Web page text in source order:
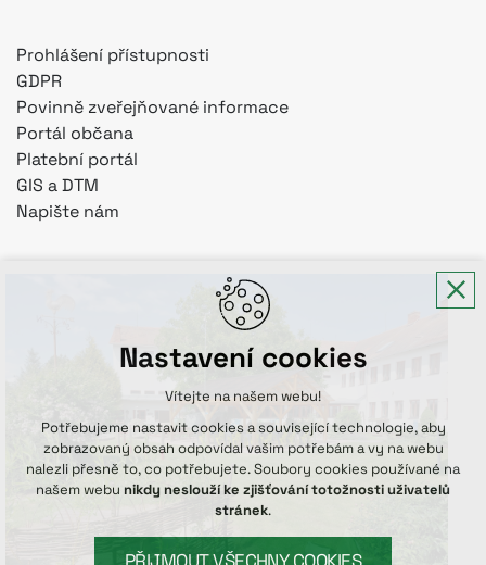
Prohlášení přístupnosti
GDPR
Povinně zveřejňované informace
Portál občana
Platební portál
GIS a DTM
Napište nám
Nastavení cookies
Vítejte na našem webu!
Potřebujeme nastavit cookies a související technologie, aby
zobrazovaný obsah odpovídal vašim potřebám a vy na webu
nalezli přesně to, co potřebujete. Soubory cookies používané na
našem webu nikdy neslouží ke zjišťování totožnosti uživatelů
stránek.
PŘIJMOUT VŠECHNY COOKIES